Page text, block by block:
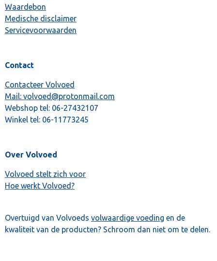
Waardebon
Medische disclaimer
Servicevoorwaarden
Contact
Contacteer Volvoed
Mail: volvoed@protonmail.com
Webshop tel: 06-27432107
Winkel tel: 06-11773245
Over Volvoed
Volvoed stelt zich voor
Hoe werkt Volvoed?
Overtuigd van Volvoeds volwaardige voeding en de
kwaliteit van de producten? Schroom dan niet om te delen.